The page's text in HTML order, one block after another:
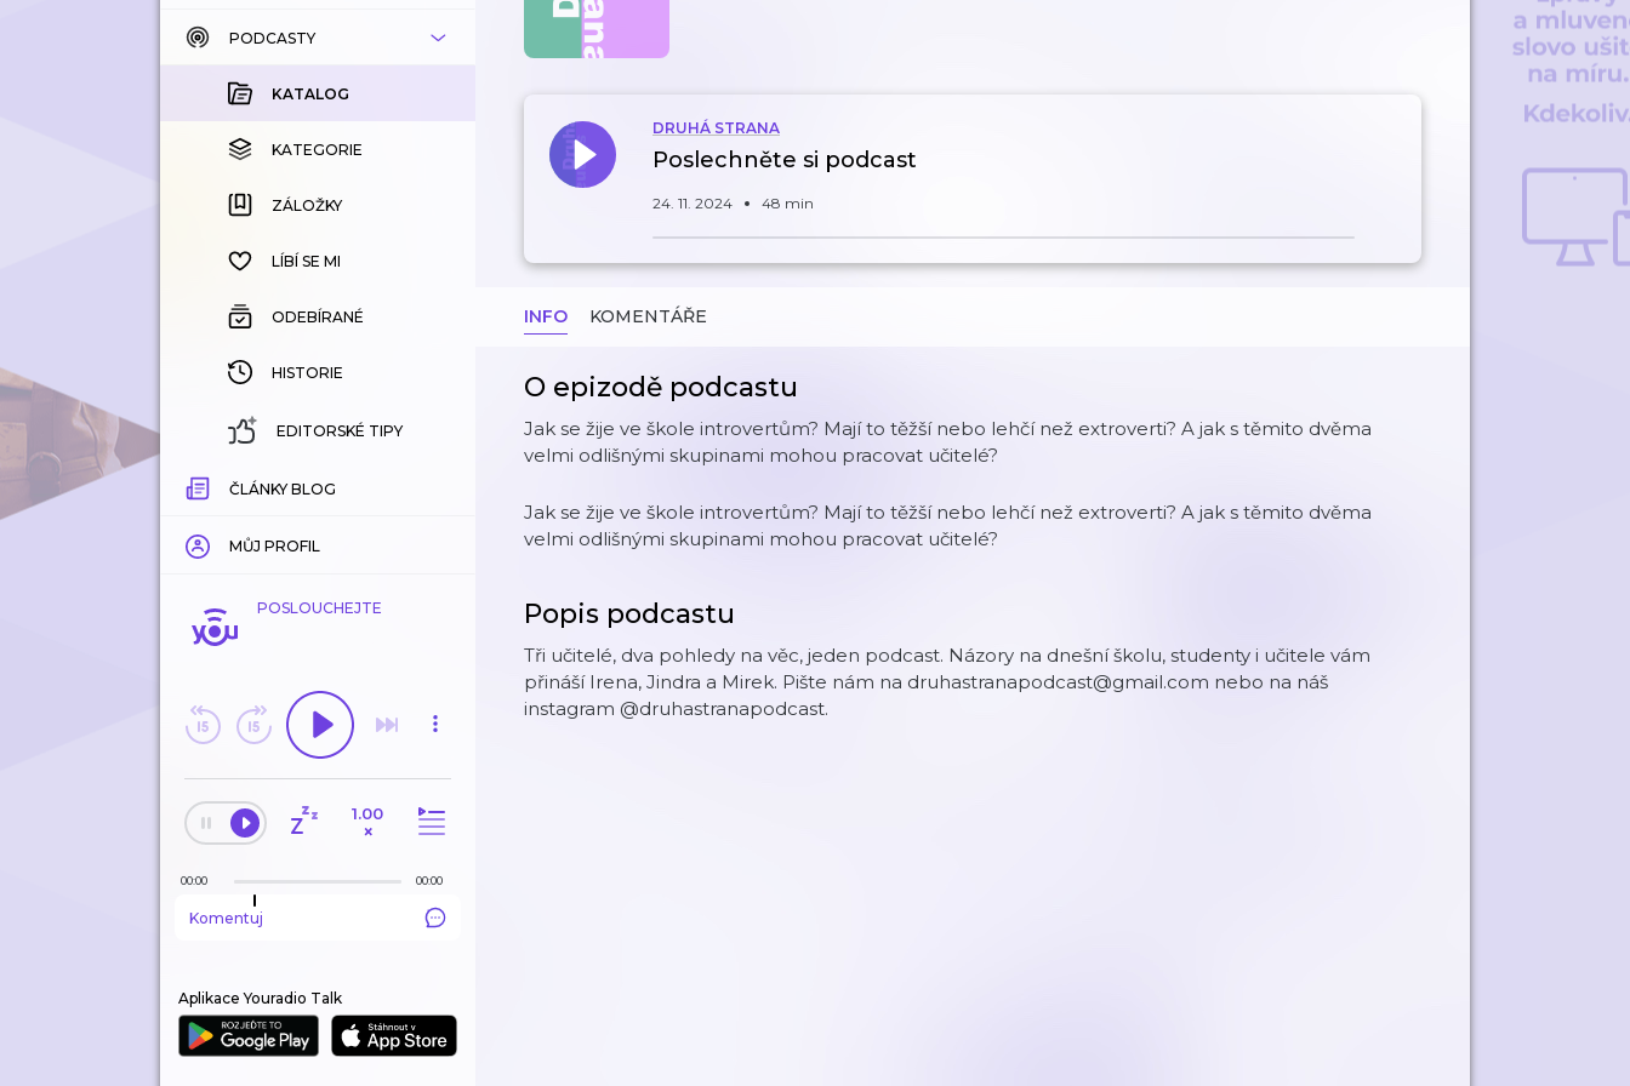
KATALOG
KOUPENÉ
KATEGORIE
ZÁLOŽKY
HISTORIE
PODCASTY
KATALOG
KATEGORIE
ZÁLOŽKY
LÍBÍ SE MI
ODEBÍRANÉ
HISTORIE
EDITORSKÉ TIPY
ČLÁNKY BLOG
MŮJ PROFIL
POSLOUCHEJTE
1.00
×
00:00 00:00
Komentuj
Aplikace Youradio Talk
DRUHÁ STRANA
Poslechněte si podcast
24. 11. 2024 48 min
INFO KOMENTÁŘE
O epizodě podcastu
Jak se žije ve škole introvertům? Mají to těžší nebo lehčí než extroverti? A jak s těmito dvěma
velmi odlišnými skupinami mohou pracovat učitelé?
Jak se žije ve škole introvertům? Mají to těžší nebo lehčí než extroverti? A jak s těmito dvěma
velmi odlišnými skupinami mohou pracovat učitelé?
Popis podcastu
Tři učitelé, dva pohledy na věc, jeden podcast. Názory na dnešní školu, studenty i učitele vám
přináší Irena, Jindra a Mirek. Pište nám na druhastranapodcast@gmail.com nebo na náš
instagram @druhastranapodcast.